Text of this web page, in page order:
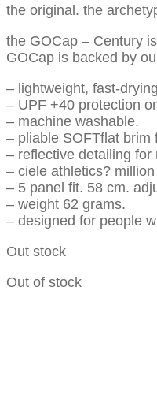
the original. the
the GOCap – Century
GOCap is backed by
– lightweight, fast-
– UPF +40 protection
– machine washable.
– pliable SOFTflat brim
– reflective detailing for
– ciele athletics?
– 5 panel fit. 58 cm.
– weight 62 grams.
– designed for people
Out stock
Out of stock